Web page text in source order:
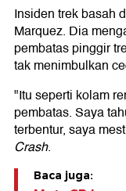
Insiden trek basah
Marquez. Dia
pembatas pinggir
tak menimbulkan
"Itu seperti kolam
pembatas. Saya
terbentur, saya
Crash.
Baca juga: